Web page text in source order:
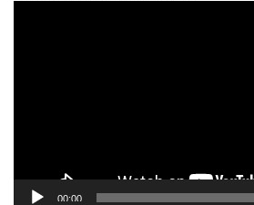
00:00